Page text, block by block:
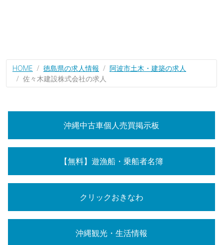
HOME 徳島県の求人情報
阿波市土木・建築の求人
佐々木建設株式会社の求人
沖縄中古車個人売買掲示板
【無料】遊漁船・乗船者名簿
クリックおきなわ
沖縄観光・生活情報